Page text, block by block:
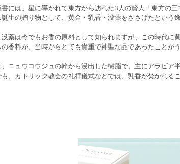
書には、星に導かれて東方から訪れた3人の賢人「東方の三
誕生の贈り物として、黄金・乳香・没薬をささげたという
薬は今でもお香の原料として知られますが、この時代に
の香料が、当時からとても貴重で神聖な品であったことが
ニュウコウジュの幹から浸出した樹脂で、主にアラビア
、カトリック教会の礼拝儀式などでは、乳香が焚かれる